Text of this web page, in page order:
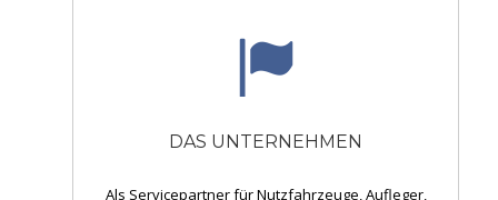
DAS UNTERNEHMEN
Als Servicepartner für Nutzfahrzeuge, Aufleger,